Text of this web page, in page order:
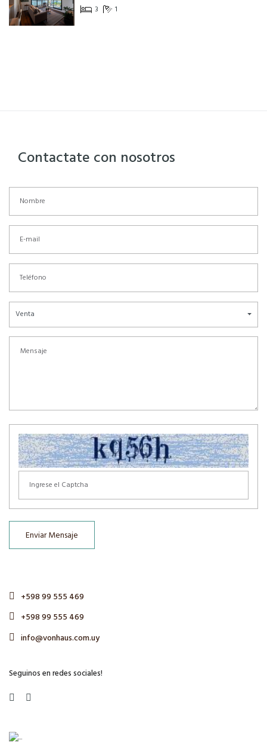
3 1
Contactate con nosotros
Venta
Enviar Mensaje
+598 99 555 469
+598 99 555 469
info@vonhaus.com.uy
Seguinos en redes sociales!